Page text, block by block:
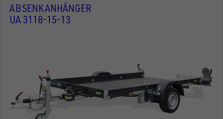
ABSENKANHÄNGER
UA 3118-15-13